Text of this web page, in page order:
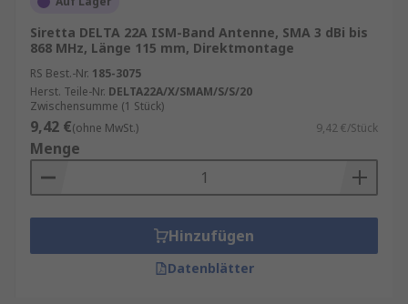
befestigt werden können. Tatsächlich haben die
meisten Fahrzeuge Peitschenantennen zum
Empfang von Frequenzmodulations- (FM) und
Amplitudenmodulationssignalen (AM). Für die
Funkverfolgung sind Peitschenantennen in der
Regel für den UKW-Bereich ausgelegt.
Wofür werden Telemetrieantennen
verwendet?
Telemetrieantennen werden zusammen mit
Sendern undEmpfängernbei einer Vielzahl von
Siretta DELTA 22A ISM-Band Antenne, SMA 3 dBi bis
868 MHz, Länge 115 mm, Direktmontage
RS Best.-Nr. 185-3075
Herst. Teile-Nr. DELTA22A/X/SMAM/S/S/20
Zwischensumme (1 Stück)
9,42 €(ohne MwSt.) 9,42 €/Stück
Menge
Hinzufügen
Datenblätter